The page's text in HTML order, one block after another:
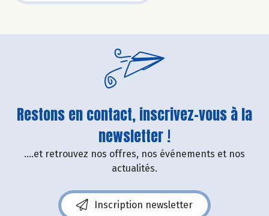
Restons en contact, inscrivez-vous à la
newsletter !
....et retrouvez nos offres, nos événements et nos
actualités.
Inscription newsletter